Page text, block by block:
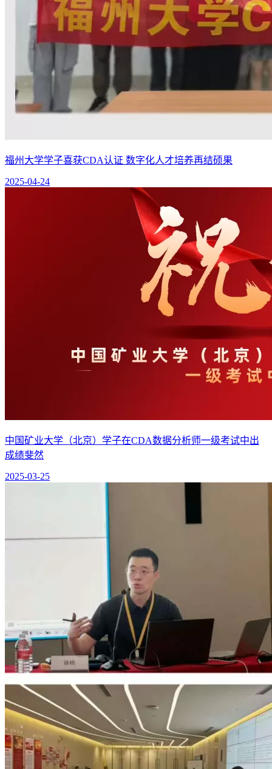
福州大学学子喜获CDA认证 数字化人才培养再结硕果
2025-04-24
中国矿业大学（北京）学子在CDA数据分析师一级考试中出
成绩斐然
2025-03-25